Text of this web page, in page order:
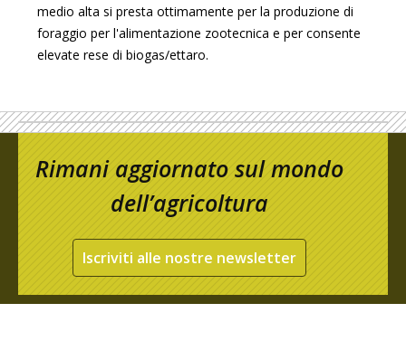
medio alta si presta ottimamente per la produzione di
foraggio per l'alimentazione zootecnica e per consente
elevate rese di biogas/ettaro.
Rimani aggiornato sul mondo
dell’agricoltura
Iscriviti alle nostre newsletter